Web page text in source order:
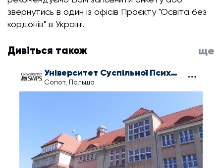
звернутись в один із офісів Проєкту "Освіта без
кордонів" в Україні.
Дивіться також ще
Університет Суспільної Психології і Гуманітарних Наук у Сопоті
Сопот, Польща